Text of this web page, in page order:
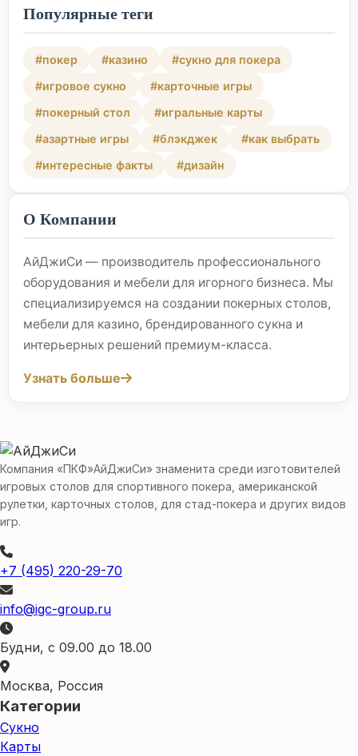
Популярные теги
#покер #казино
#сукно для покера
#игровое сукно
#карточные игры
#покерный стол
#игральные карты
#азартные игры
#блэкджек
#как выбрать
#интересные факты
#дизайн
О Компании
АйДжиСи — производитель профессионального
оборудования и мебели для игорного бизнеса. Мы
специализируемся на создании покерных столов,
мебели для казино, брендированного сукна и
интерьерных решений премиум-класса.
Узнать больше
Компания «ПКФ»АйДжиСи» знаменита среди изготовителей
игровых столов для спортивного покера, американской
рулетки, карточных столов, для стад-покера и других видов
игр.
+7 (495) 220-29-70
info@igc-group.ru
Будни, с 09.00 до 18.00
Москва, Россия
Категории
Сукно
Карты